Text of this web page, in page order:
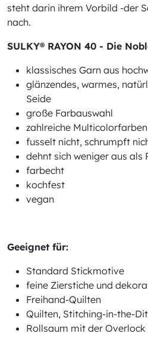
steht darin ihrem Vorbild -der
nach.
SULKY® RAYON 40 - Die
klassisches Garn aus
glänzendes, warmes,
Seide
große Farbauswahl
zahlreiche Multicolorfarben
fusselt nicht, schrumpft
dehnt sich weniger aus als
farbecht
kochfest
vegan
Geeignet für:
Standard Stickmotive
feine Zierstiche und
Freihand-Quilten
Quilten, Stitching-in-the-
Rollsaum mit der Overlock